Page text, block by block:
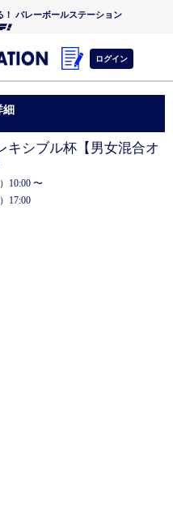
！ バレーボールステーション
ログイン
細
シブル杯【男女混合オ
10:00 〜
17:00